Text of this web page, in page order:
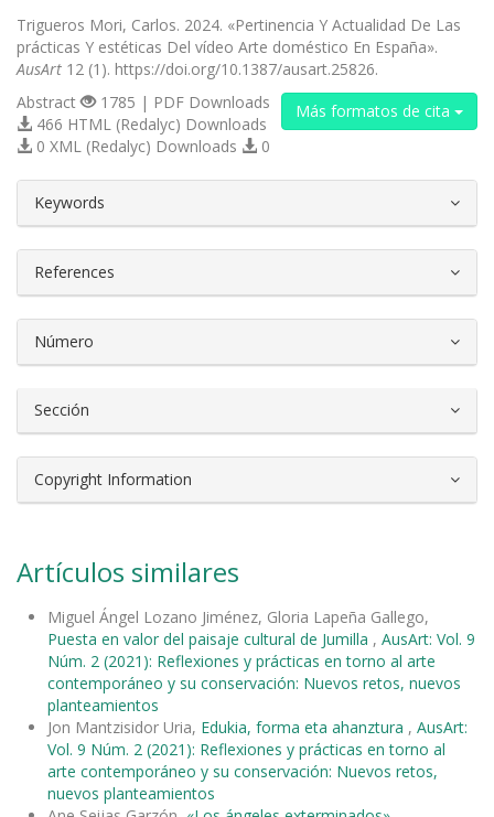
Trigueros Mori, Carlos. 2024. «Pertinencia Y Actualidad De Las
prácticas Y estéticas Del vídeo Arte doméstico En España».
AusArt 12 (1). https://doi.org/10.1387/ausart.25826.
Más formatos de cita
Abstract
1785 | PDF Downloads
466 HTML (Redalyc) Downloads
0 XML (Redalyc) Downloads
0
Keywords
References
Número
Sección
Copyright Information
Artículos similares
Miguel Ángel Lozano Jiménez, Gloria Lapeña Gallego,
Puesta en valor del paisaje cultural de Jumilla , AusArt: Vol. 9
Núm. 2 (2021): Reflexiones y prácticas en torno al arte
contemporáneo y su conservación: Nuevos retos, nuevos
planteamientos
Jon Mantzisidor Uria, Edukia, forma eta ahanztura , AusArt:
Vol. 9 Núm. 2 (2021): Reflexiones y prácticas en torno al
arte contemporáneo y su conservación: Nuevos retos,
nuevos planteamientos